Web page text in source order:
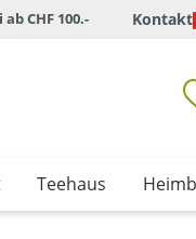
CHF 100.- Kontakt
Teehaus